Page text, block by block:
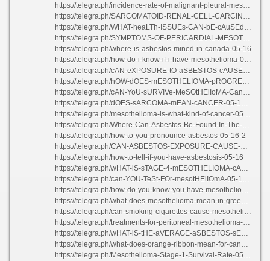
https://telegra.ph/incidence-rate-of-malignant-pleural-mesothelioma-05-15
https://telegra.ph/SARCOMATOID-RENAL-CELL-CARCINOMA-RADIOLOGY-05-16
https://telegra.ph/WHAT-heaLTh-ISSUEs-CAN-bE-cAuSEd-by-asBESTos-EXpOsURE-05-16-2
https://telegra.ph/SYMPTOMS-OF-PERICARDIAL-MESOTHELIOMA-05-16
https://telegra.ph/where-is-asbestos-mined-in-canada-05-16
https://telegra.ph/how-do-i-know-if-i-have-mesothelioma-05-16
https://telegra.ph/cAN-eXPOSURE-tO-aSBESTOS-cAUSE-lUNG-cANCER-05-16-2
https://telegra.ph/hOW-dOES-mESOTHELIOMA-pROGRESS-05-16-3
https://telegra.ph/cAN-YoU-sURVIVe-MeSOtHElIoMA-CancEr-05-16-3
https://telegra.ph/dOES-sARCOMA-mEAN-cANCER-05-16-2
https://telegra.ph/mesothelioma-is-what-kind-of-cancer-05-16
https://telegra.ph/Where-Can-Asbestos-Be-Found-In-The-Environment-05-16-3
https://telegra.ph/how-to-you-pronounce-asbestos-05-16-2
https://telegra.ph/CAN-ASBESTOS-EXPOSURE-CAUSE-HEART-FAILURE-05-15
https://telegra.ph/how-to-tell-if-you-have-asbestosis-05-16
https://telegra.ph/wHAT-iS-sTAGE-4-mESOTHELIOMA-cANCER-05-17
https://telegra.ph/can-YOU-TeSt-FOr-mesotHElIOmA-05-16-4
https://telegra.ph/how-do-you-know-you-have-mesothelioma-05-16-3
https://telegra.ph/what-does-mesothelioma-mean-in-greek-05-16
https://telegra.ph/can-smoking-cigarettes-cause-mesothelioma-05-15
https://telegra.ph/treatments-for-peritoneal-mesothelioma-05-16
https://telegra.ph/wHAT-iS-tHE-aVERAGE-aSBESTOS-sETTLEMENT-05-16-4
https://telegra.ph/what-does-orange-ribbon-mean-for-cancer-05-16-2
https://telegra.ph/Mesothelioma-Stage-1-Survival-Rate-05-16-3